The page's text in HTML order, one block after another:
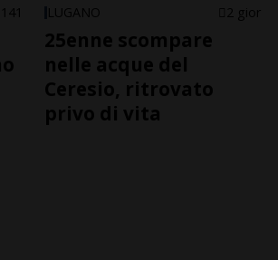
141 LUGANO 2 gior
25enne scompare
nelle acque del
Ceresio, ritrovato
privo di vita